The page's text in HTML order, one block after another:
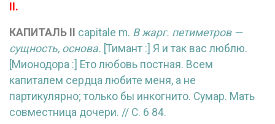
II.
КАПИТАЛЬ capitale m. В жарг. петиметров —
сущность, основа. [Тимант :] Я и так вас люблю.
[Мионодора :] Ето любовь постная. Всем
капиталем сердца любите меня, а не
партикулярно; только бы инкогнито. Сумар. Мать
совместница дочери. // С. 6 84.